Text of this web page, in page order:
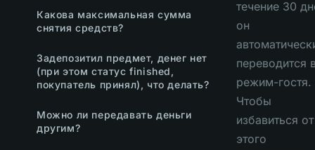
Какова максимальная сумма
снятия средств?
Задепозитил предмет, денег нет
(при этом статус finished,
покупатель принял), что делать?
Можно ли передавать деньги
другим?
течение 30
он
переводится
режим-гостя.
Чтобы
избавиться от
этого